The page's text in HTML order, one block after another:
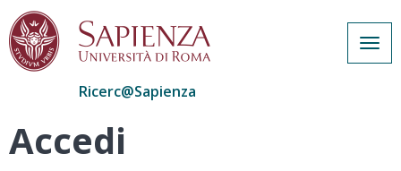
Salta
Ricerc@Sapienza
Accedi